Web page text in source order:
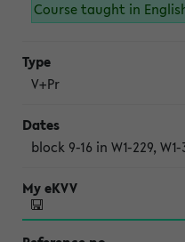
Course taught in
V+Pr
block 9-16 in W1-229,